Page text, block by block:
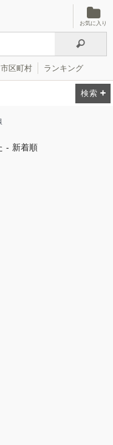
お気に入り
市区町村 ランキング
- 新着順